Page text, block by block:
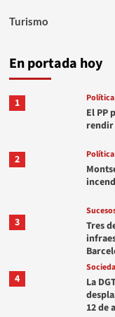
Turismo
En portada hoy
1 Política
El PP
rendir
2 Política
3
Tres
4
La
12 de